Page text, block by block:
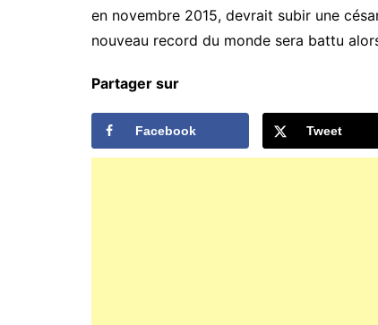
en novembre 2015, devrait subir une
nouveau record du monde sera battu
Partager sur
Facebook Tweet